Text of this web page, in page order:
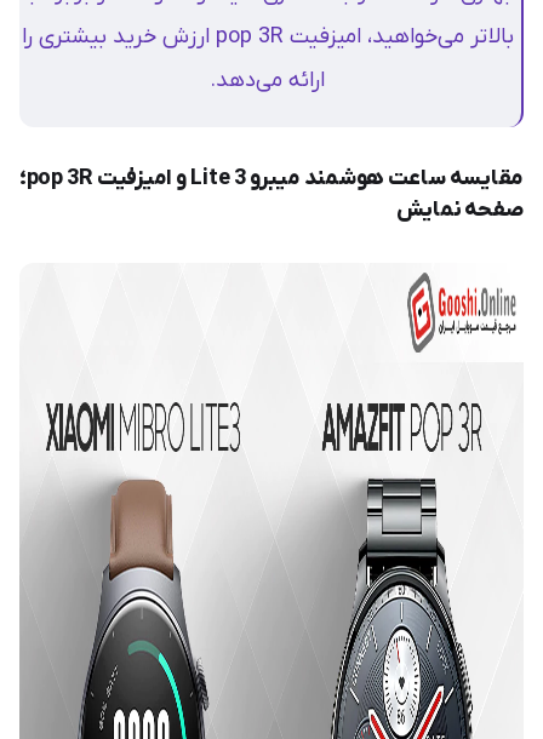
بالاتر می‌خواهید، امیزفیت pop 3R ارزش خرید بیشتری را
ارائه می‌دهد.
مقایسه ساعت هوشمند میبرو Lite 3 و امیزفیت pop 3R؛
صفحه نمایش